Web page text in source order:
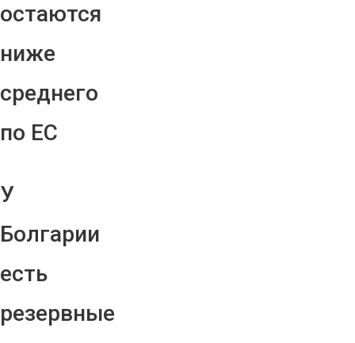
остаются
ниже
среднего
по ЕС
У
Болгарии
есть
резервные